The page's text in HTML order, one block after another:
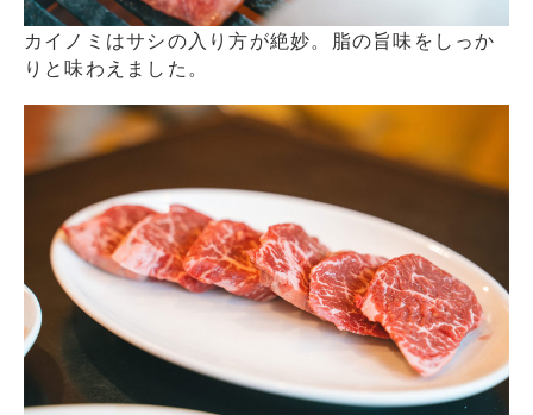
カイノミはサシの入り方が絶妙。脂の旨味をしっか
りと味わえました。